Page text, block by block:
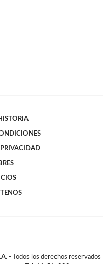
- Todos los derechos reservados